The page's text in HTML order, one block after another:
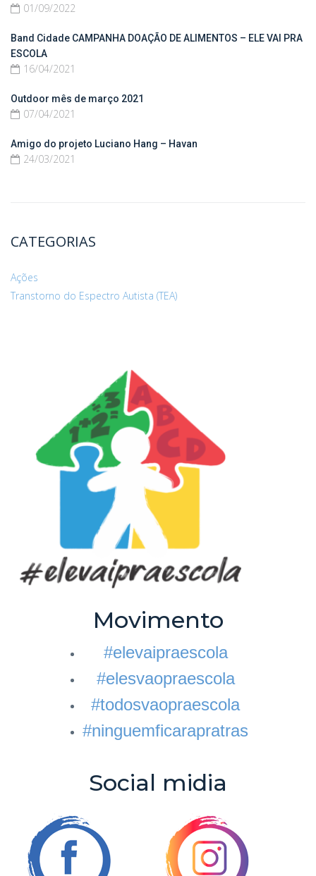
01/09/2022
Band Cidade CAMPANHA DOAÇÃO DE ALIMENTOS – ELE VAI PRA
ESCOLA
16/04/2021
Outdoor mês de março 2021
07/04/2021
Amigo do projeto Luciano Hang – Havan
24/03/2021
CATEGORIAS
Ações
Transtorno do Espectro Autista (TEA)
Movimento
#elevaipraescola
#elesvaopraescola
#todosvaopraescola
#ninguemficarapratras
Social midia